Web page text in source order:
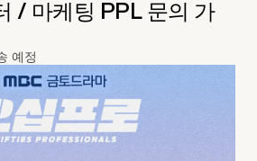
/ 마케팅 PPL 문의 가
예정